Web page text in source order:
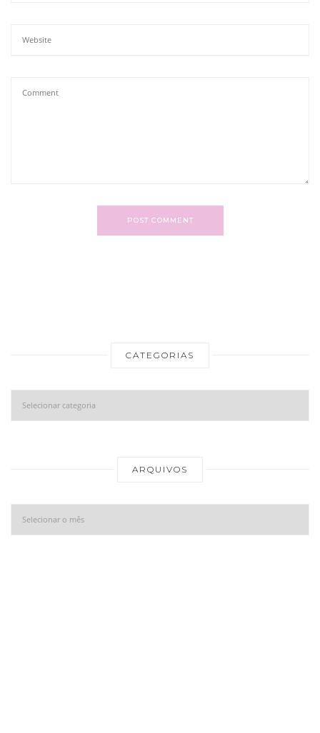
POST COMMENT
CATEGORIAS
Categorias
ARQUIVOS